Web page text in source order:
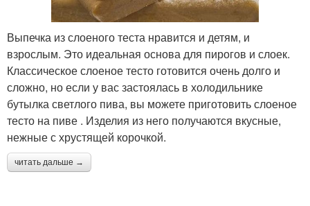
Выпечка из слоеного теста нравится и детям, и
взрослым. Это идеальная основа для пирогов и слоек.
Классическое слоеное тесто готовится очень долго и
сложно, но если у вас застоялась в холодильнике
бутылка светлого пива, вы можете приготовить слоеное
тесто на пиве . Изделия из него получаются вкусные,
нежные с хрустящей корочкой.
читать дальше →